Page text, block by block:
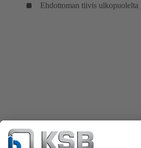
Ehdottoman tiivis ulkopuolelta